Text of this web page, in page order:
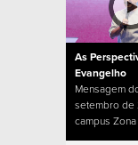
As
Evangelho
Mensagem
setembro de
campus Zona